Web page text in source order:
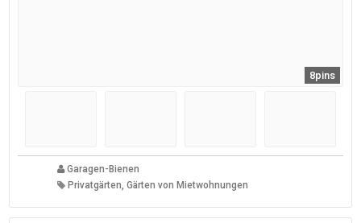
8pins
Garagen-Bienen
Privatgärten, Gärten von Mietwohnungen